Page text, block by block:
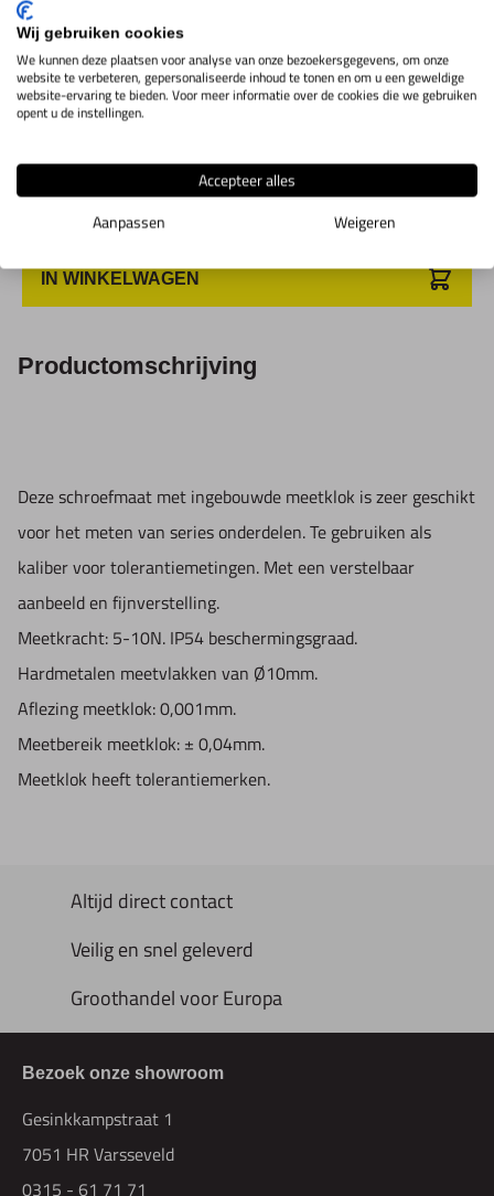
1M14.3.09
Tol.
schroefmaat
75-100mm
IN WINKELWAGEN
Productomschrijving
Deze schroefmaat met ingebouwde meetklok is zeer geschikt
voor het meten van series onderdelen. Te gebruiken als
kaliber voor tolerantiemetingen. Met een verstelbaar
aanbeeld en fijnverstelling.
Meetkracht: 5-10N. IP54 beschermingsgraad.
Hardmetalen meetvlakken van Ø10mm.
Aflezing meetklok: 0,001mm.
Meetbereik meetklok: ± 0,04mm.
Meetklok heeft tolerantiemerken.
Altijd direct contact
Veilig en snel geleverd
Groothandel voor Europa
Bezoek onze showroom
Gesinkkampstraat 1
7051 HR Varsseveld
0315 - 61 71 71
Wij gebruiken cookies
We kunnen deze plaatsen voor analyse van onze bezoekersgegevens, om onze
website te verbeteren, gepersonaliseerde inhoud te tonen en om u een geweldige
website-ervaring te bieden. Voor meer informatie over de cookies die we gebruiken
opent u de instellingen.
Accepteer alles
Aanpassen
Weigeren